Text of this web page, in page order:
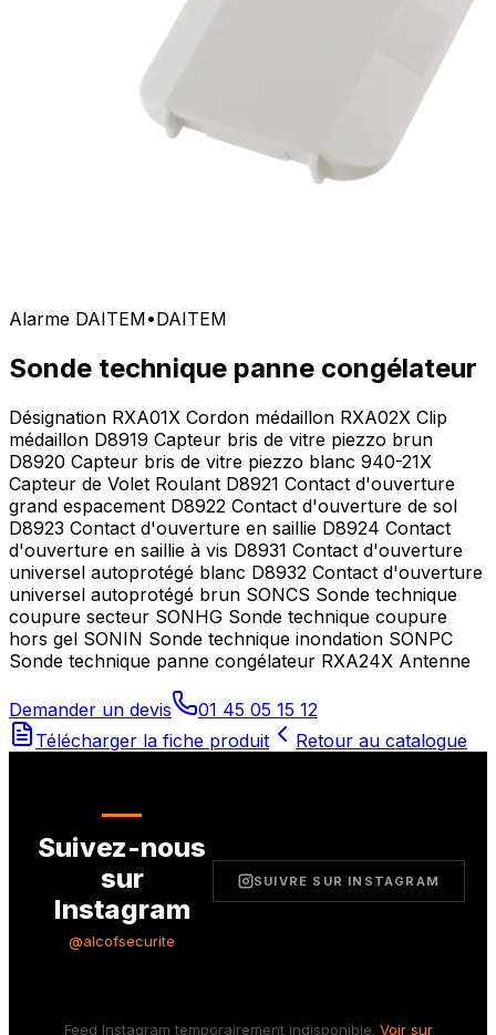
Alarme DAITEM•DAITEM
Sonde technique panne congélateur
Désignation RXA01X Cordon médaillon RXA02X Clip
médaillon D8919 Capteur bris de vitre piezzo brun
D8920 Capteur bris de vitre piezzo blanc 940-21X
Capteur de Volet Roulant D8921 Contact d'ouverture
grand espacement D8922 Contact d'ouverture de sol
D8923 Contact d'ouverture en saillie D8924 Contact
d'ouverture en saillie à vis D8931 Contact d'ouverture
universel autoprotégé blanc D8932 Contact d'ouverture
universel autoprotégé brun SONCS Sonde technique
coupure secteur SONHG Sonde technique coupure
hors gel SONIN Sonde technique inondation SONPC
Sonde technique panne congélateur RXA24X Antenne
Demander un devis
01 45 05 15 12
Télécharger la fiche produit
Retour au catalogue
Suivez-nous
sur
Instagram
@alcofsecurite
SUIVRE SUR INSTAGRAM
Feed Instagram temporairement indisponible. Voir sur